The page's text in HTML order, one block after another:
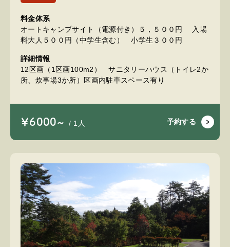
料金体系
オートキャンプサイト（電源付き）５，５００円 入場
料大人５００円（中学生含む） 小学生３００円
詳細情報
12区画（1区画100m2） サニタリーハウス（トイレ2か
所、炊事場3か所）区画内駐車スペース有り
￥6000~ / 1人 予約する